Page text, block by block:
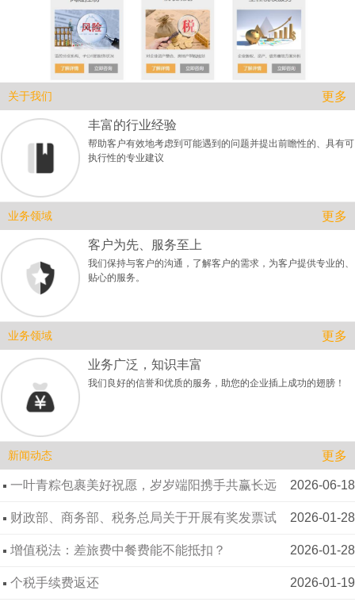
关于我们 更多
丰富的行业经验
帮助客户有效地考虑到可能遇到的问题并提出前瞻性的、具有可
执行性的专业建议
业务领域 更多
客户为先、服务至上
我们保持与客户的沟通，了解客户的需求，为客户提供专业的、
贴心的服务。
业务领域 更多
业务广泛，知识丰富
我们良好的信誉和优质的服务，助您的企业插上成功的翅膀！
新闻动态 更多
2026-06-18
一叶青粽包裹美好祝愿，岁岁端阳携手共赢长远
未来 —— 致全体客户与同仁 2026-01-28
财政部、商务部、税务总局关于开展有奖发票试
点工作的通知 2026-01-28
增值税法：差旅费中餐费能不能抵扣？
2026-01-19
个税手续费返还